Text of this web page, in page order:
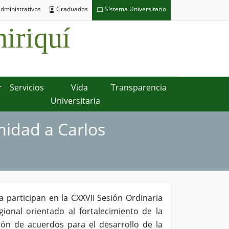
Graduados Sistema Universitario
Servicios
Vida
Universitaria
Transparencia
a Carlos
en la CXXVII Sesión Ordinaria
orientado al fortalecimiento de la
de acuerdos para el desarrollo de la